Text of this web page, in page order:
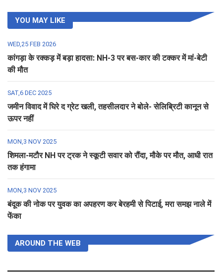
YOU MAY LIKE
WED,25 FEB 2026
कांगड़ा के रक्कड़ में बड़ा हादसा: NH-3 पर बस-कार की टक्कर में मां-बेटी
की मौत
SAT,6 DEC 2025
जमीन विवाद में घिरे द ग्रेट खली, तहसीलदार ने बोले- सेलिब्रिटी कानून से
ऊपर नहीं
MON,3 NOV 2025
शिमला-मटौर NH पर ट्रक ने स्कूटी सवार को रौंदा, मौके पर मौत, आधी रात
तक हंगामा
MON,3 NOV 2025
बंदूक की नोक पर युवक का अपहरण कर बेरहमी से पिटाई, मरा समझ नाले में
फेंका
AROUND THE WEB